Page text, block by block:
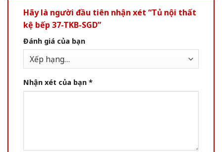
Hãy là người đầu tiên nhận xét “Tủ nội thất
kệ bếp 37-TKB-SGD”
Đánh giá của bạn
Nhận xét của bạn *